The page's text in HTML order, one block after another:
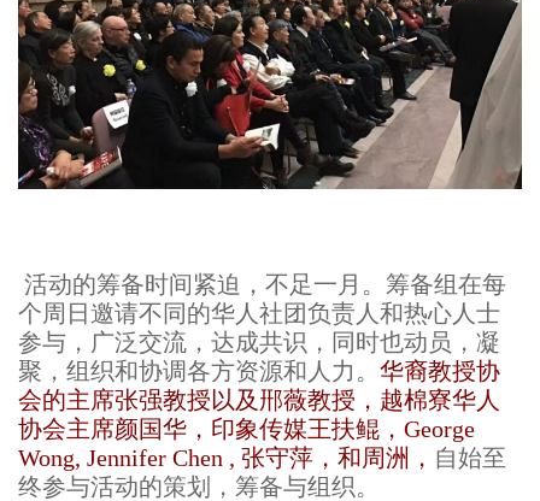
活动的筹备时间紧迫，不足一月。筹备组在每
个周日邀请不同的华人社团负责人和热心人士
参与，广泛交流，达成共识，同时也动员，凝
聚，组织和协调各方资源和人力。 华裔教授协
会的主席张强教授以及郉薇教授，越棉寮华人
协会主席颜国华，印象传媒王扶鲲，George
Wong, Jennifer Chen , 张守萍，和周洲， 自始至
终参与活动的策划，筹备与组织。